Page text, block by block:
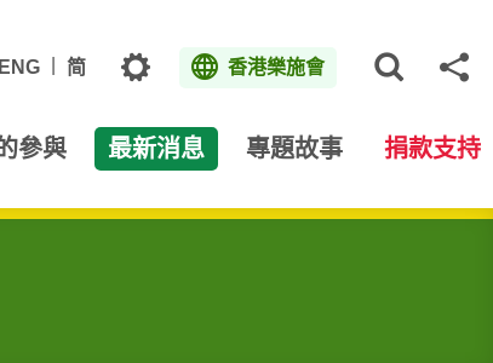
ENG 简 主題 香港樂施會
參與 最新消息 專題故事 捐款支持